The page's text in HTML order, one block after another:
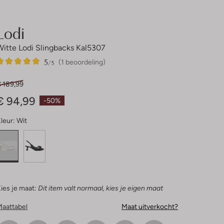
Lodi Slingbacks Kal5307
(1 beoordeling)
5/5
-50%
189,99
94,99
Wit
je maat: Dit item valt normaal, kies je eigen maat
Maat uitverkocht?